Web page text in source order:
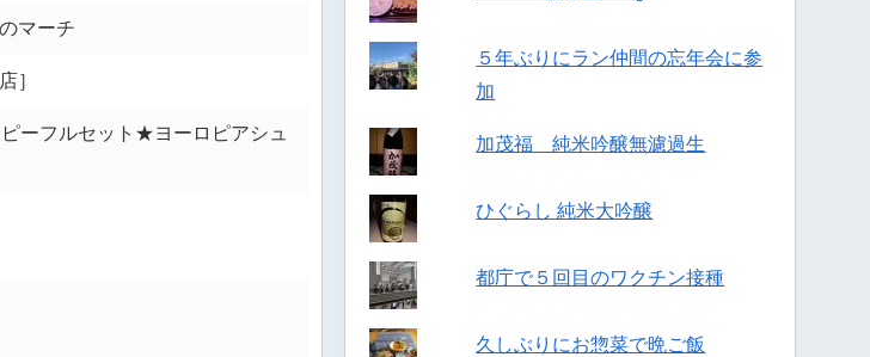
マーチ
］
ーフルセット★ヨーロピアシュ
５年ぶりにラン仲間の忘年会に参
加
加茂福 純米吟醸無濾過生
ひぐらし 純米大吟醸
都庁で５回目のワクチン接種
久しぶりにお惣菜で晩ご飯